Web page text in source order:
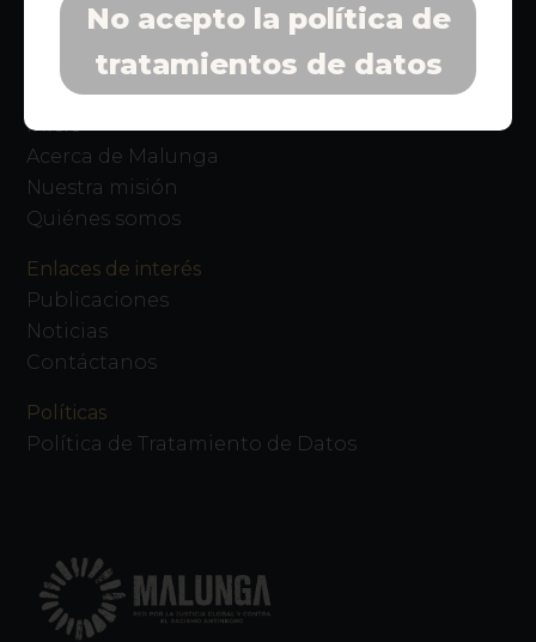
Acepto lapolítica de privacidad
Enlaces Principales
Inicio
Acerca de Malunga
Nuestra misión
Quiénes somos
Enlaces de interés
Publicaciones
Noticias
Contáctanos
Políticas
Política de Tratamiento de Datos
No acepto la política de
tratamientos de datos